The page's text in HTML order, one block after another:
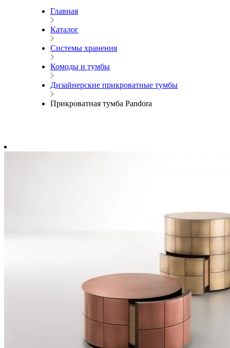
Главная
Каталог
Системы хранения
Комоды и тумбы
Дизайнерские прикроватные тумбы
Прикроватная тумба Pandora